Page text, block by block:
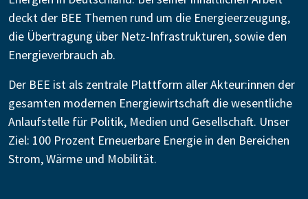
deckt der BEE Themen rund um die Energieerzeugung,
die Übertragung über Netz-Infrastrukturen, sowie den
Energieverbrauch ab.
Der BEE ist als zentrale Plattform aller Akteur:innen der
gesamten modernen Energiewirtschaft die wesentliche
Anlaufstelle für Politik, Medien und Gesellschaft. Unser
Ziel: 100 Prozent Erneuerbare Energie in den Bereichen
Strom, Wärme und Mobilität.